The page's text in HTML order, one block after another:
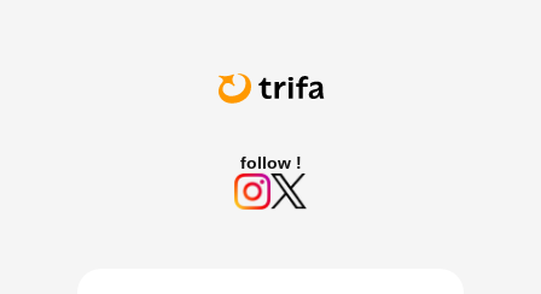
follow !